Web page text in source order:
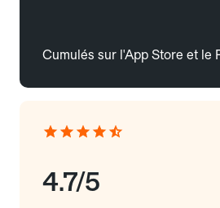
Cumulés sur l'App Store et le
4.7/5